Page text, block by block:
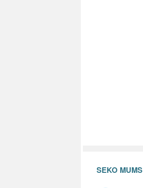
SEKO MUMS